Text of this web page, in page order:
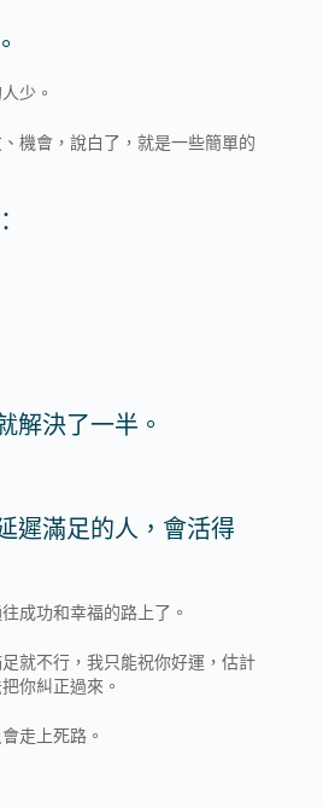
少。
機會，說白了，就是一些簡單的
解決了一半。
遲滿足的人，會活得
成功和幸福的路上了。
就不行，我只能祝你好運，估計
你糾正過來。
走上死路。